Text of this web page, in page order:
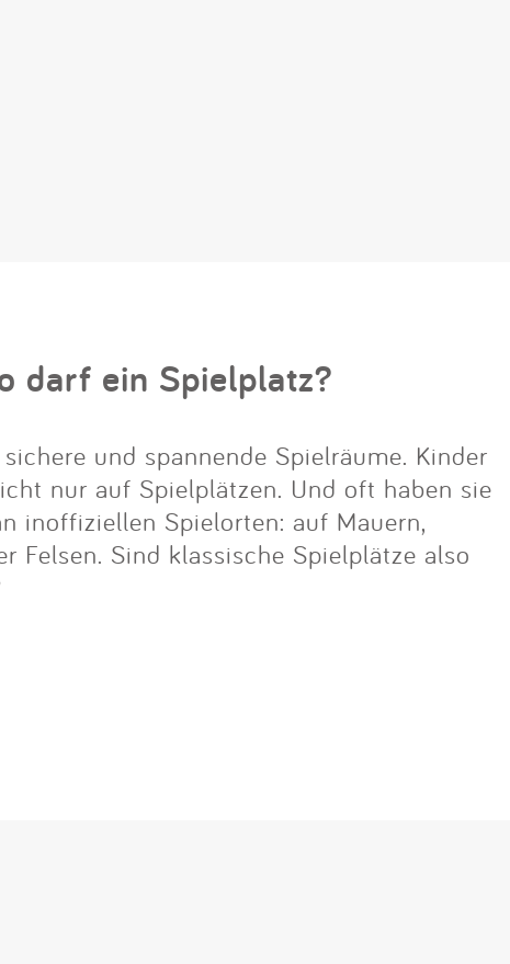
darf ein Spielplatz?
und spannende Spielräume. Kinder
nur auf Spielplätzen. Und oft haben sie
inoffiziellen Spielorten: auf Mauern,
Felsen. Sind klassische Spielplätze also